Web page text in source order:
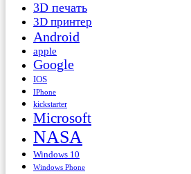
3D печать
3D принтер
Android
apple
Google
IOS
IPhone
kickstarter
Microsoft
NASA
Windows 10
Windows Phone